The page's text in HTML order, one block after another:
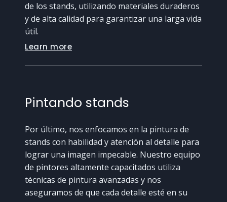
de los stands, utilizando materiales duraderos
y de alta calidad para garantizar una larga vida
útil.
Learn more
Pintando stands
Por último, nos enfocamos en la pintura de
stands con habilidad y atención al detalle para
lograr una imagen impecable. Nuestro equipo
de pintores altamente capacitados utiliza
técnicas de pintura avanzadas y nos
aseguramos de que cada detalle esté en su